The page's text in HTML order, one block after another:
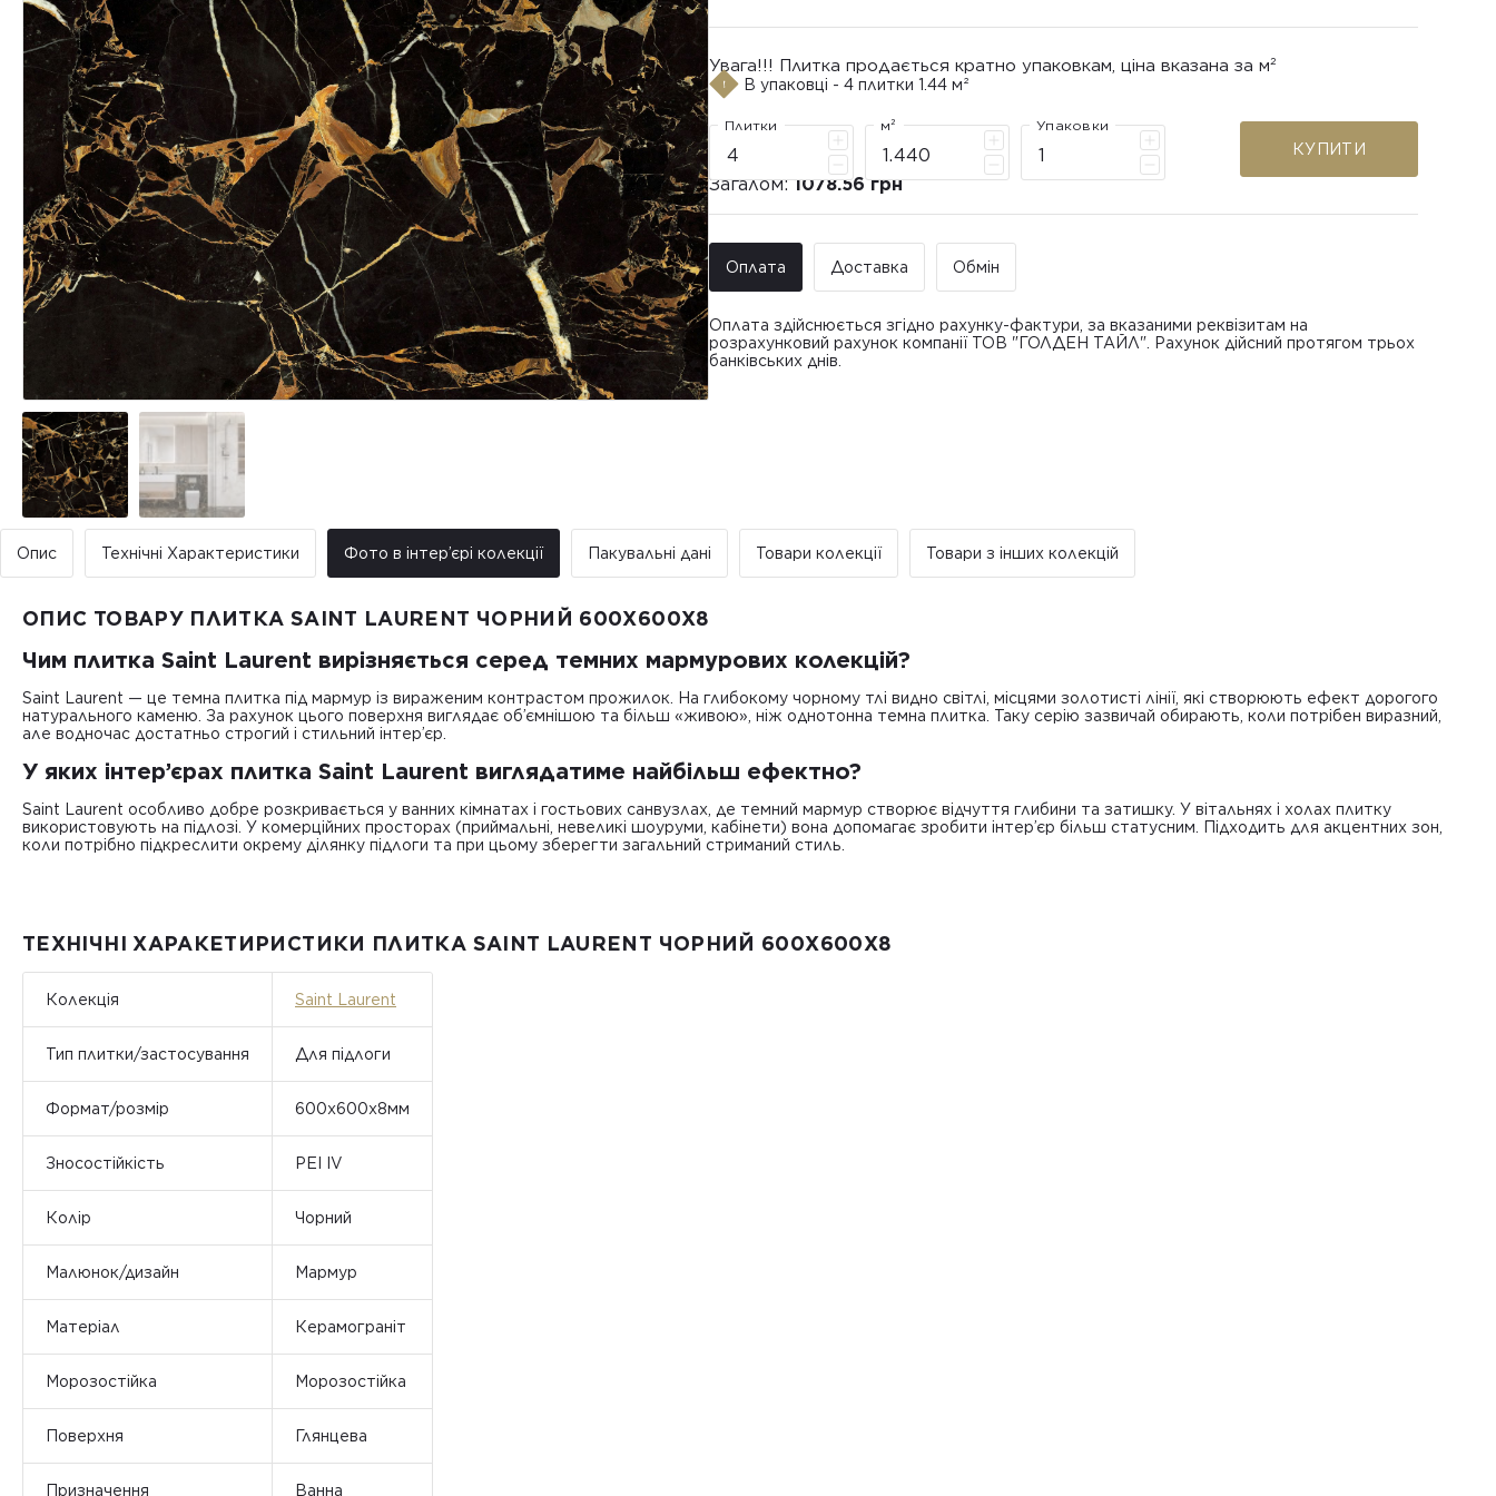
Увага!!! Плитка продається кратно упаковкам, ціна вказана за м²
В упаковці - 4 плитки 1.44 м²
Плитки м² Упаковки
КУПИТИ
Загалом:1078.56 грн
Оплата Доставка Обмін
Оплата здійснюється згідно рахунку-фактури, за вказаними реквізитам на
розрахунковий рахунок компанії ТОВ "ГОЛДЕН ТАЙЛ". Рахунок дійсний протягом трьох
банківських днів.
Від 5 до 25 м² — фіксована вартість доставки 1000 грн по всій Україні
Від 25 м² і більше — безкоштовна доставка за рахунок компанії Golden Tile.
Примітка:
Опис Технічні Характеристики Фото в інтер’єрі колекції Пакувальні дані Товари колекції Товари з інших колекцій
ОПИС ТОВАРУ ПЛИТКА SAINT LAURENT ЧОРНИЙ 600X600X8
Чим плитка Saint Laurent вирізняється серед темних мармурових колекцій?
Saint Laurent — це темна плитка під мармур із вираженим контрастом прожилок. На глибокому чорному тлі видно світлі, місцями золотисті лінії, які створюють ефект дорогого
натурального каменю. За рахунок цього поверхня виглядає об’ємнішою та більш «живою», ніж однотонна темна плитка. Таку серію зазвичай обирають, коли потрібен виразний,
але водночас достатньо строгий і стильний інтер’єр.
У яких інтер’єрах плитка Saint Laurent виглядатиме найбільш ефектно?
Saint Laurent особливо добре розкривається у ванних кімнатах і гостьових санвузлах, де темний мармур створює відчуття глибини та затишку. У вітальнях і холах плитку
використовують на підлозі. У комерційних просторах (приймальні, невеликі шоуруми, кабінети) вона допомагає зробити інтер’єр більш статусним. Підходить для акцентних зон,
коли потрібно підкреслити окрему ділянку підлоги та при цьому зберегти загальний стриманий стиль.
ТЕХНІЧНІ ХАРАКЕТИРИСТИКИ ПЛИТКА SAINT LAURENT ЧОРНИЙ 600X600X8
Колекція Saint Laurent
Тип плитки/застосування Для підлоги
Формат/розмір 600х600х8мм
Зносостійкість PEI IV
Колір Чорний
Малюнок/дизайн Мармур
Матеріал Керамограніт
Морозостійка Морозостійка
Поверхня Глянцева
Призначення Ванна